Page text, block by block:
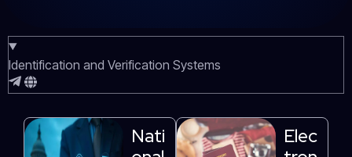
Identification and Verification Systems
Nati
Elec